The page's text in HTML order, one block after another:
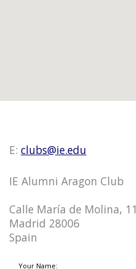
E: clubs@ie.edu
IE Alumni Aragon Club
Calle María de Molina, 11
Madrid 28006
Spain
Your Name: